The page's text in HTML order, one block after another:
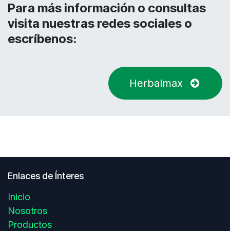
Para más información o consultas
visita nuestras redes sociales o
escríbenos:
Herbalmax
Enlaces de Ínteres
Inicio
Nosotros
Productos